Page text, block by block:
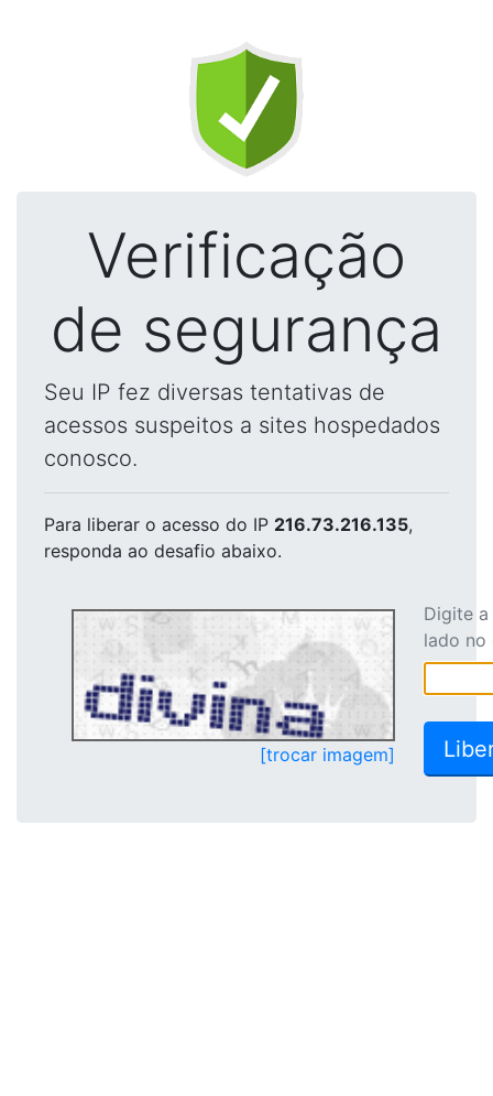
Verificação
de segurança
Seu IP fez diversas tentativas de
acessos suspeitos a sites hospedados
conosco.
Para liberar o acesso do IP 216.73.216.135,
responda ao desafio abaixo.
[trocar imagem]
Digite
lado no